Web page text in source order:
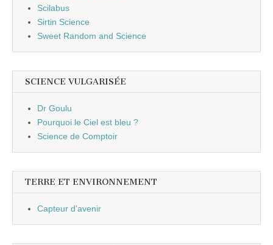
Scilabus
Sirtin Science
Sweet Random and Science
SCIENCE VULGARISÉE
Dr Goulu
Pourquoi le Ciel est bleu ?
Science de Comptoir
TERRE ET ENVIRONNEMENT
Capteur d'avenir